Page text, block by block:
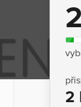
2